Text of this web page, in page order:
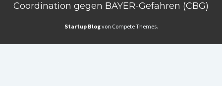
Coordination gegen BAYER-Gefahren (CBG)
Startup Blogvon Compete Themes.